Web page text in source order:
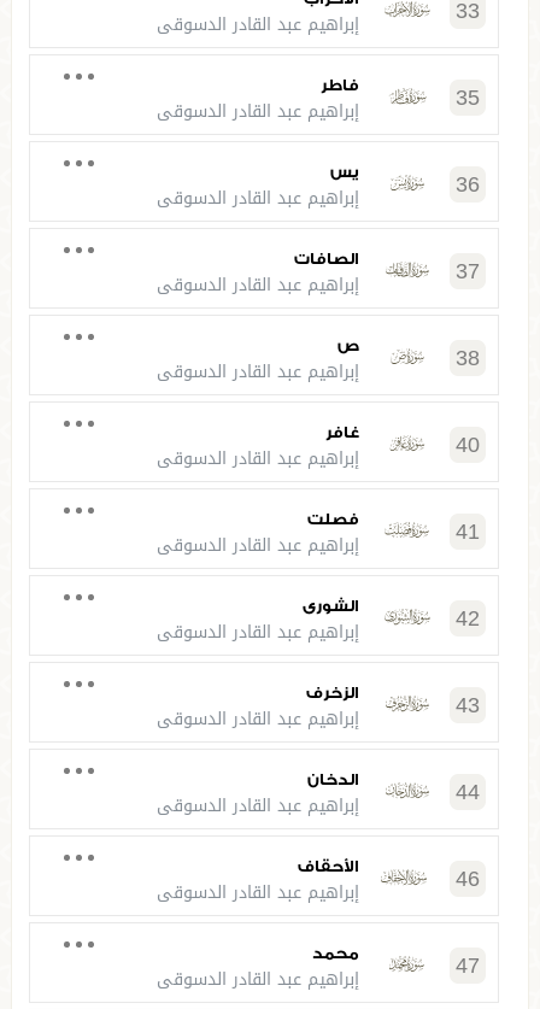
33 إبراهيم عبد القادر الدسوقي
35 فاطر
إبراهيم عبد القادر الدسوقي
36 يس
إبراهيم عبد القادر الدسوقي
37 الصافات
إبراهيم عبد القادر الدسوقي
38 ص
إبراهيم عبد القادر الدسوقي
40 غافر
إبراهيم عبد القادر الدسوقي
41 فصلت
إبراهيم عبد القادر الدسوقي
42 الشورى
إبراهيم عبد القادر الدسوقي
43 الزخرف
إبراهيم عبد القادر الدسوقي
44 الدخان
إبراهيم عبد القادر الدسوقي
46 الأحقاف
إبراهيم عبد القادر الدسوقي
47 محمد
إبراهيم عبد القادر الدسوقي